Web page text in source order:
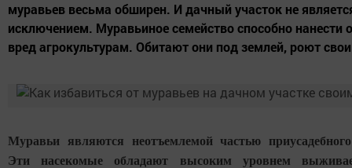
муравьев весьма обширен. И дачный участок не
исключением. Муравьиное семейство способно нанести
вред агрокультурам. Обитают они под землей, роют
Муравьи являются неотъемлемой частью приусадебного
Эти насекомые обладают высоким уровнем